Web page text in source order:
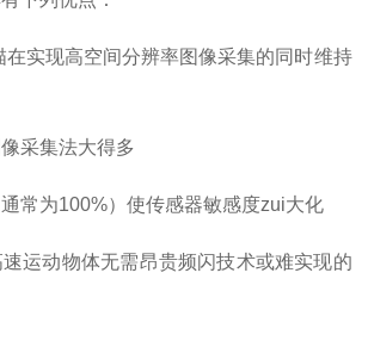
在实现高空间分辨率图像采集的同时维持
采集法大得多
通常为100%）使传感器敏感度zui大化
运动物体无需昂贵频闪技术或难实现的